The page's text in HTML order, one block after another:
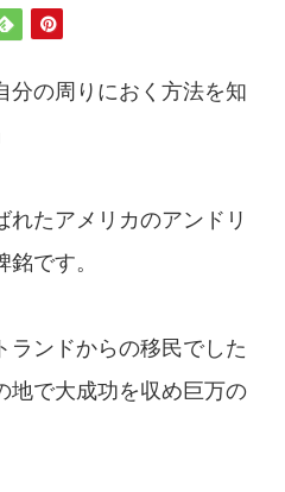
分の周りにおく方法を知
れたアメリカのアンドリ
です。
ランドからの移民でした
地で大成功を収め巨万の